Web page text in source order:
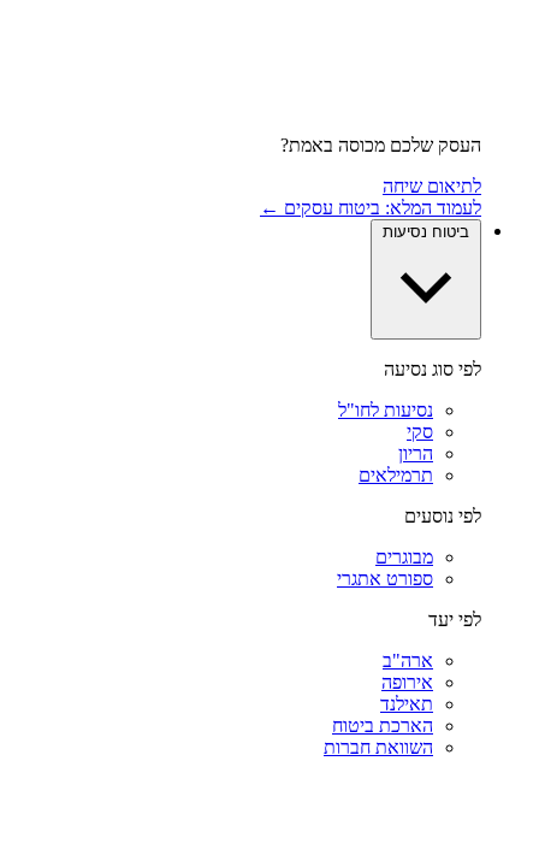
העסק שלכם מכוסה באמת?
לתיאום שיחה
לעמוד המלא: ביטוח עסקים ←
ביטוח נסיעות
לפי סוג נסיעה
נסיעות לחו"ל
סקי
הריון
תרמילאים
לפי נוסעים
מבוגרים
ספורט אתגרי
לפי יעד
ארה"ב
אירופה
תאילנד
הארכת ביטוח
השוואת חברות